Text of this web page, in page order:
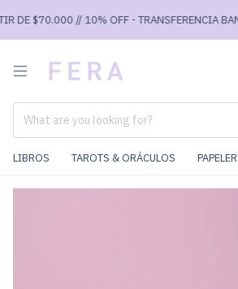
DE $70.000 // 10% OFF - TRANSFERENCIA
LIBROS TAROTS & ORÁCULOS